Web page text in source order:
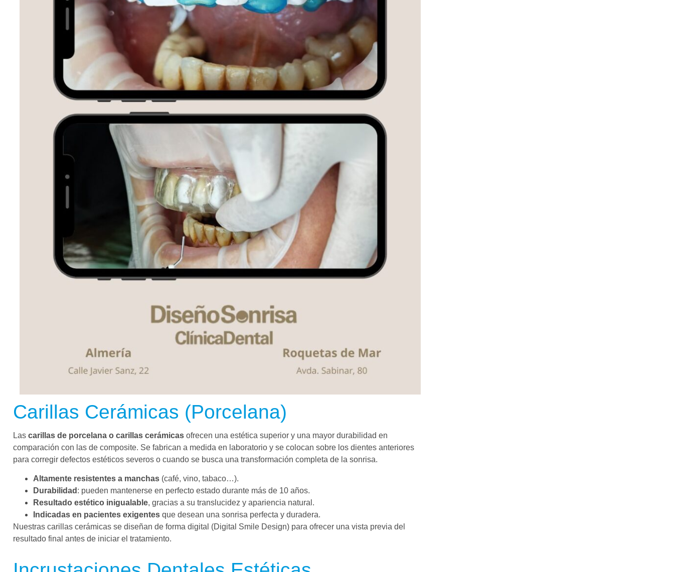
Carillas Cerámicas (Porcelana)
Las carillas de porcelana o carillas cerámicas ofrecen una estética superior y una mayor durabilidad en
comparación con las de composite. Se fabrican a medida en laboratorio y se colocan sobre los dientes anteriores
para corregir defectos estéticos severos o cuando se busca una transformación completa de la sonrisa.
Altamente resistentes a manchas (café, vino, tabaco…).
Durabilidad : pueden mantenerse en perfecto estado durante más de 10 años.
Resultado estético inigualable, gracias a su translucidez y apariencia natural.
Indicadas en pacientes exigentes que desean una sonrisa perfecta y duradera.
Nuestras carillas cerámicas se diseñan de forma digital (Digital Smile Design) para ofrecer una vista previa del
resultado final antes de iniciar el tratamiento.